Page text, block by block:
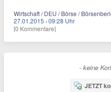
Wirtschaft / DEU / Börse /
27.01.2015 ·09:28 Uhr
[0 Kommentare]
- keine
JETZT